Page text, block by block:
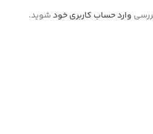
وارد حساب کاربری خودشوید.